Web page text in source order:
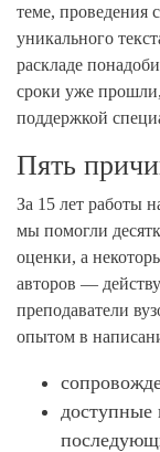
теме, проведения
уникального
раскладе
сроки уже
поддержкой
Пять
За 15 лет работы
мы помогли
оценки, а
авторов —
преподаватели
опытом в